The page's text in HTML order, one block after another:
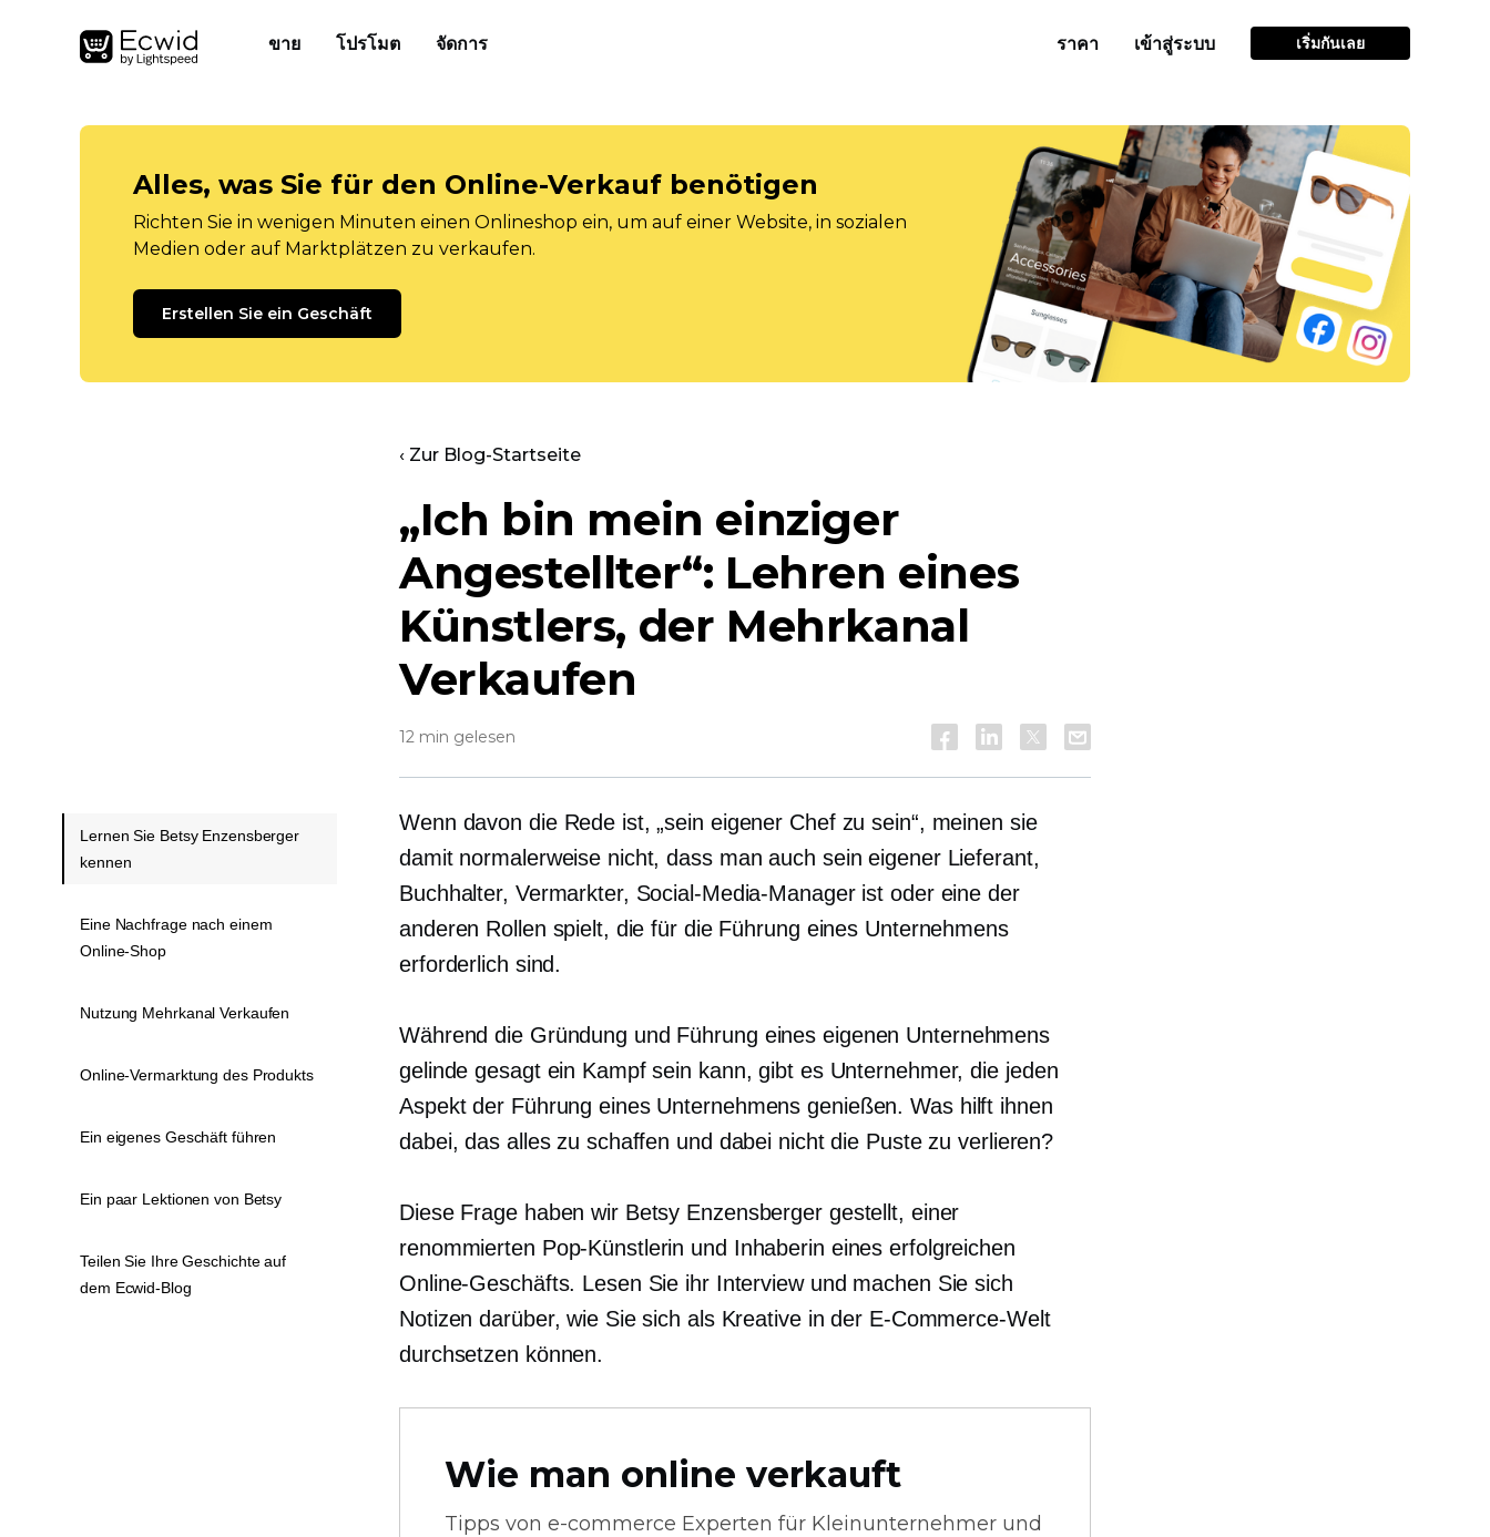
ขาย โปรโมต จัดการ ราคา เข้าสู่ระบบ เริ่มกันเลย
Alles, was Sie für den Online-Verkauf benötigen
Richten Sie in wenigen Minuten einen Onlineshop ein, um auf einer Website, in sozialen
Medien oder auf Marktplätzen zu verkaufen.
Erstellen Sie ein Geschäft
‹ Zur Blog-Startseite
„Ich bin mein einziger
Angestellter“: Lehren eines
Künstlers, der Mehrkanal
Verkaufen
12 min gelesen
Wenn davon die Rede ist, „sein eigener Chef zu sein“, meinen sie
damit normalerweise nicht, dass man auch sein eigener Lieferant,
Buchhalter, Vermarkter, Social-Media-Manager ist oder eine der
anderen Rollen spielt, die für die Führung eines Unternehmens
erforderlich sind.
Während die Gründung und Führung eines eigenen Unternehmens
gelinde gesagt ein Kampf sein kann, gibt es Unternehmer, die jeden
Aspekt der Führung eines Unternehmens genießen. Was hilft ihnen
dabei, das alles zu schaffen und dabei nicht die Puste zu verlieren?
Diese Frage haben wir Betsy Enzensberger gestellt, einer
renommierten Pop-Künstlerin und Inhaberin eines erfolgreichen
Online-Geschäfts. Lesen Sie ihr Interview und machen Sie sich
Notizen darüber, wie Sie sich als Kreative in der E-Commerce-Welt
durchsetzen können.
Wie man online verkauft
Tipps von e-commerce Experten für Kleinunternehmer und
Lernen Sie Betsy Enzensberger
kennen
Eine Nachfrage nach einem
Online-Shop
Nutzung Mehrkanal Verkaufen
Online-Vermarktung des Produkts
Ein eigenes Geschäft führen
Ein paar Lektionen von Betsy
Teilen Sie Ihre Geschichte auf
dem Ecwid-Blog